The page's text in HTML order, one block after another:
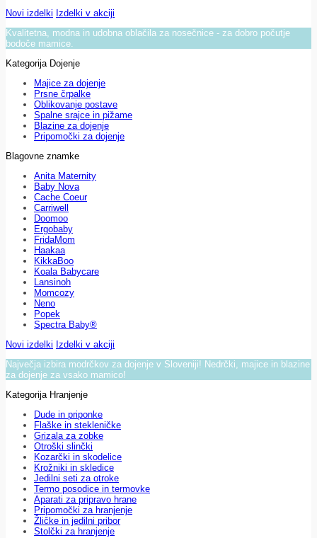
Novi izdelki Izdelki v akciji
Kvalitetna, modna in udobna oblačila za nosečnice - za dobro počutje
bodoče mamice.
Kategorija Dojenje
Majice za dojenje
Prsne črpalke
Oblikovanje postave
Spalne srajce in pižame
Blazine za dojenje
Pripomočki za dojenje
Blagovne znamke
Anita Maternity
Baby Nova
Cache Coeur
Carriwell
Doomoo
Ergobaby
FridaMom
Haakaa
KikkaBoo
Koala Babycare
Lansinoh
Momcozy
Neno
Popek
Spectra Baby®
Novi izdelki Izdelki v akciji
Največja izbira modrčkov za dojenje v Sloveniji! Nedrčki, majice in blazine
za dojenje za vsako mamico!
Kategorija Hranjenje
Dude in priponke
Flaške in stekleničke
Grizala za zobke
Otroški slinčki
Kozarčki in skodelice
Krožniki in skledice
Jedilni seti za otroke
Termo posodice in termovke
Aparati za pripravo hrane
Pripomočki za hranjenje
Žličke in jedilni pribor
Stolčki za hranjenje